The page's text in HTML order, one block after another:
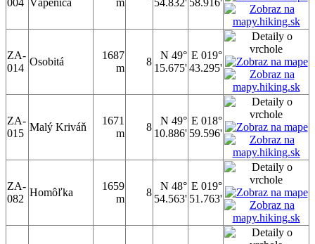
ZA-
014
Osobitá
1687
m
8
N 49°
15.675'
E 019°
43.295'
ZA-
015
Malý Kriváň
1671
m
8
N 49°
10.886'
E 018°
59.596'
ZA-
082
Homôľka
1659
m
8
N 48°
54.563'
E 019°
51.763'